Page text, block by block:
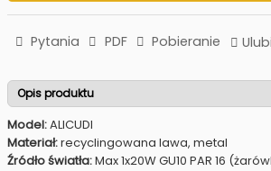
Pytania PDF Pobieranie
Opis produktu
Model:ALICUDI
Materiał:recyclingowana lawa, metal
Źródło światła:Max 1x20W GU10 PAR 16